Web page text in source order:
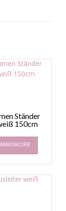
Ständer
150cm